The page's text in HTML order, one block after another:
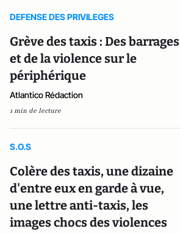
DEFENSE DES PRIVILEGES
Grève des taxis : Des barrages
et de la violence sur le
périphérique
Atlantico Rédaction
1 min de lecture
S.O.S
Colère des taxis, une dizaine
d'entre eux en garde à vue,
une lettre anti-taxis, les
images chocs des violences